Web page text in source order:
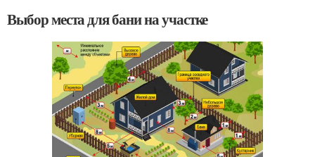
Выбор места для бани на участке